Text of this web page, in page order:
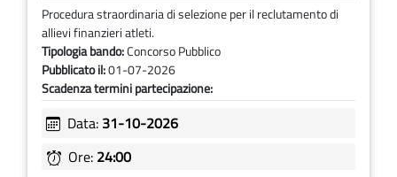
Procedura straordinaria di selezione per il reclutamento di
allievi finanzieri atleti.
Tipologia bando:Concorso Pubblico
Pubblicato il:01-07-2026
Scadenza termini partecipazione:
Data: 31-10-2026
Ore: 24:00